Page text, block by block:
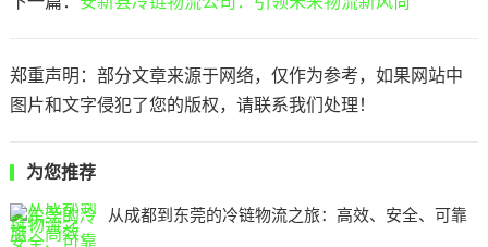
郑重声明：部分文章来源于网络，仅作为参考，如果网站中
图片和文字侵犯了您的版权，请联系我们处理！
为您推荐
从成都到东莞的冷链物流之旅：高效、安全、可靠